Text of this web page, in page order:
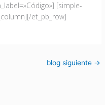
[simple-
et_pb_row]
blog siguiente →